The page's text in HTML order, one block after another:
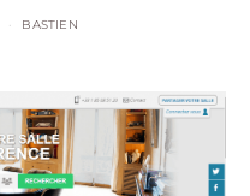
BASTIEN